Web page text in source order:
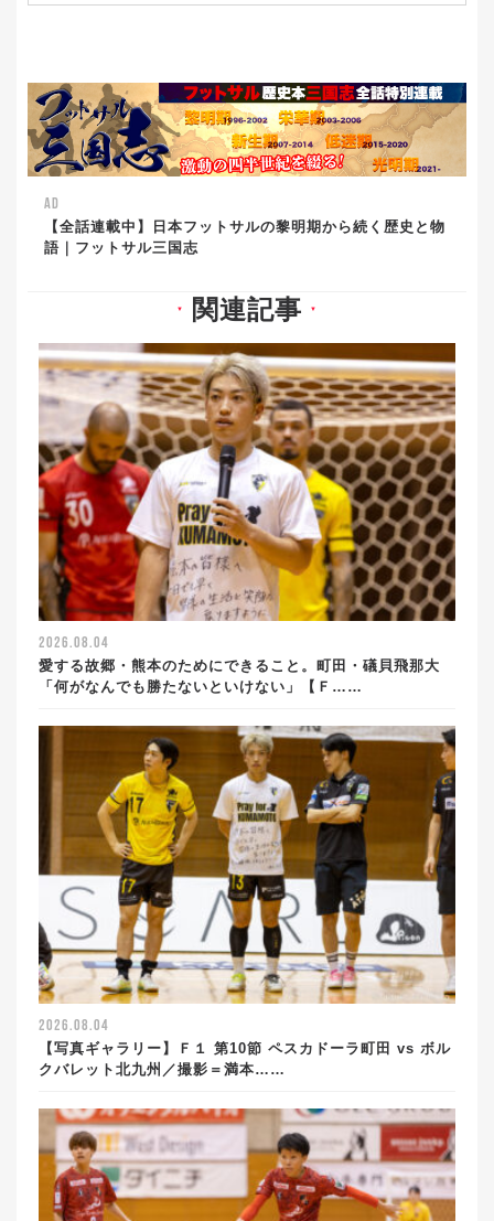
AD
【全話連載中】日本フットサルの黎明期から続く歴史と物
語｜フットサル三国志
▼ 関連記事 ▼
2026.08.04
愛する故郷・熊本のためにできること。町田・礒貝飛那大
「何がなんでも勝たないといけない」【Ｆ……
2026.08.04
【写真ギャラリー】Ｆ１ 第10節 ペスカドーラ町田 vs ボル
クバレット北九州／撮影＝満本……